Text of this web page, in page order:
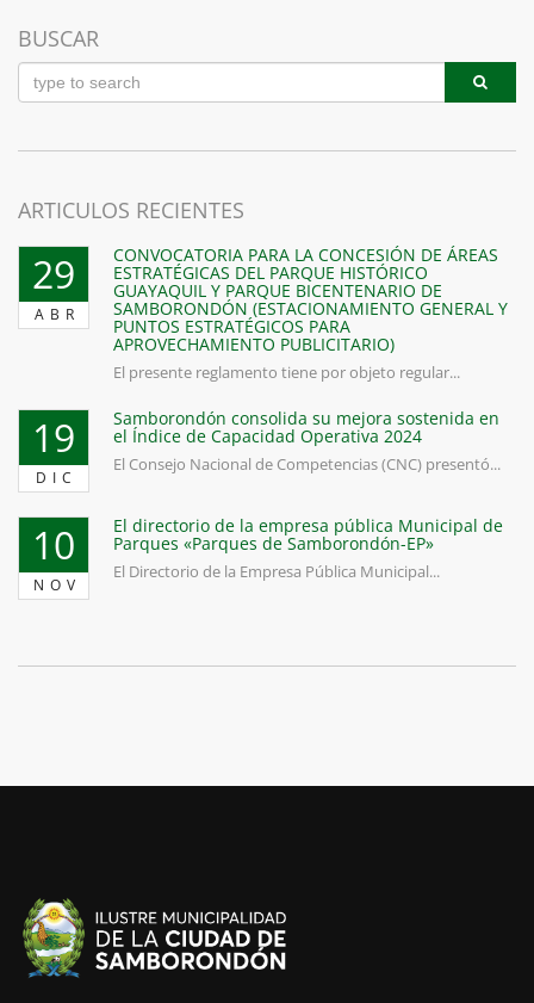
BUSCAR
ARTICULOS RECIENTES
29
ABR
CONVOCATORIA PARA LA CONCESIÓN DE ÁREAS
ESTRATÉGICAS DEL PARQUE HISTÓRICO
GUAYAQUIL Y PARQUE BICENTENARIO DE
SAMBORONDÓN (ESTACIONAMIENTO GENERAL Y
PUNTOS ESTRATÉGICOS PARA
APROVECHAMIENTO PUBLICITARIO)
El presente reglamento tiene por objeto regular...
19
DIC
Samborondón consolida su mejora sostenida en
el Índice de Capacidad Operativa 2024
El Consejo Nacional de Competencias (CNC) presentó...
10
NOV
El directorio de la empresa pública Municipal de
Parques «Parques de Samborondón-EP»
El Directorio de la Empresa Pública Municipal...